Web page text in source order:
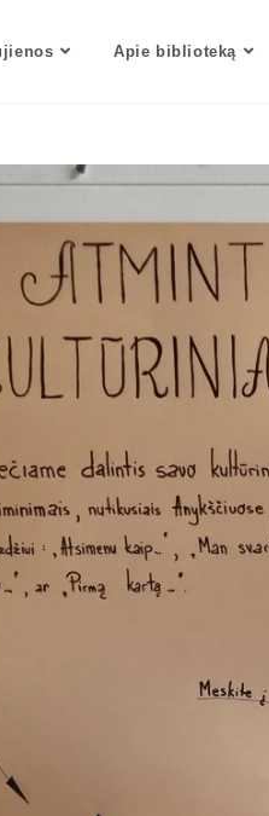
Apie biblioteką